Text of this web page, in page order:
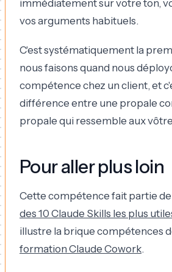
immédiatement sur votre ton,
vos arguments habituels.
C'est systématiquement la
nous faisons quand nous
compétence chez un client, et
différence entre une propale
propale qui ressemble aux
Pour aller plus loin
Cette compétence fait partie
des 10 Claude Skills les plus
illustre la brique compétences
formation Claude Cowork.